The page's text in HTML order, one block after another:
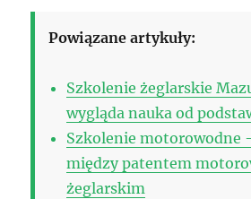
Powiązane artykuły:
Szkolenie żeglarskie
wygląda nauka od
Szkolenie motorowodne
między patentem
żeglarskim